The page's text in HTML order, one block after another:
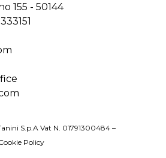
155 - 50144
S.p.A Vat N. 01791300484 –
Policy